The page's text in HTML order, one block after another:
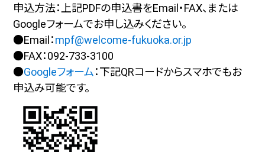
申込方法：上記PDFの申込書をEmail・FAX、または
Googleフォームでお申し込みください。
●Email：mpf@welcome-fukuoka.or.jp
●FAX：092-733-3100
●Googleフォーム：下記QRコードからスマホでもお
申込み可能です。